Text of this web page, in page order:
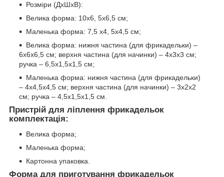
Розміри (ДхШхВ):
Велика форма: 10х6, 5х6,5 см;
Маленька форма: 7,5 х4, 5х4,5 см;
Велика форма: нижня частина (для фрикадельки) –
6х6х6,5 см; верхня частина (для начинки) – 4х3х3 см;
ручка – 6,5х1,5х1,5 см;
Маленька форма: нижня частина (для фрикадельки)
– 4х4,5х4,5 см; верхня частина (для начинки) – 3х2х2
см; ручка – 4,5х1,5х1,5 см.
Пристрій для ліплення фрикадельок
комплектація:
Велика форма;
Маленька форма;
Картонна упаковка.
Форма для приготування фрикадельок